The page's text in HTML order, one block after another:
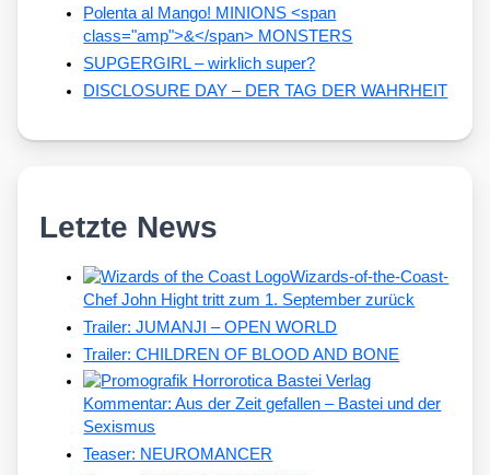
Polenta al Mango! MINIONS <span
class="amp">&</span> MONSTERS
SUPGERGIRL – wirklich super?
DISCLOSURE DAY – DER TAG DER WAHRHEIT
Letzte News
Wizards-of-the-Coast-
Chef John Hight tritt zum 1. September zurück
Trailer: JUMANJI – OPEN WORLD
Trailer: CHILDREN OF BLOOD AND BONE
Kommentar: Aus der Zeit gefallen – Bastei und der
Sexismus
Teaser: NEUROMANCER